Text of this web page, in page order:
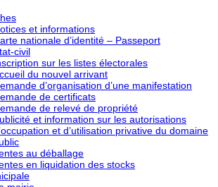
et informations
nationale d’identité – Passeport
civil
sur les listes électorales
du nouvel arrivant
d’organisation d’une manifestation
de certificats
de relevé de propriété
et information sur les autorisations
et d’utilisation privative du domaine
au déballage
en liquidation des stocks